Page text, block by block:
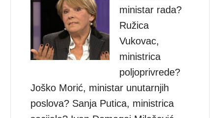
ministar rada?
Ružica
Vukovac,
ministrica
poljoprivrede?
Joško Morić, ministar unutarnjih
poslova? Sanja Putica, ministrica